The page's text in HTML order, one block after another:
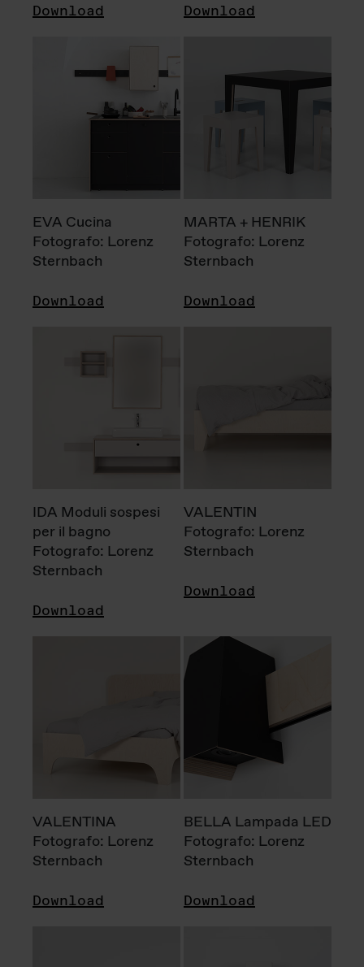
Download Download
EVA Cucina
Fotografo: Lorenz
Sternbach
Download
MARTA + HENRIK
Fotografo: Lorenz
Sternbach
Download
IDA Moduli sospesi
per il bagno
Fotografo: Lorenz
Sternbach
Download
VALENTIN
Fotografo: Lorenz
Sternbach
Download
VALENTINA
Fotografo: Lorenz
Sternbach
Download
BELLA Lampada LED
Fotografo: Lorenz
Sternbach
Download